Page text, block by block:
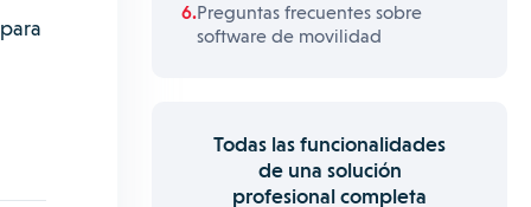
Preguntas frecuentes sobre
software de movilidad
Todas las funcionalidades
de una solución
profesional completa